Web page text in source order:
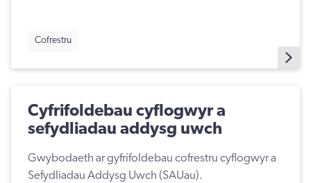
Cofrestru
Cyfrifoldebau cyflogwyr a
sefydliadau addysg uwch
Gwybodaeth ar gyfrifoldebau cofrestru cyflogwyr a
Sefydliadau Addysg Uwch (SAUau).